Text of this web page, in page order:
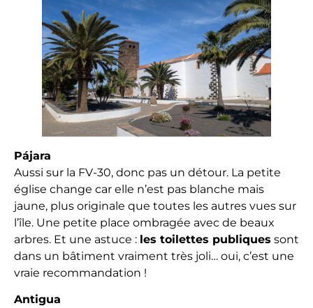
Pájara
Aussi sur la FV-30, donc pas un détour. La petite
église change car elle n’est pas blanche mais
jaune, plus originale que toutes les autres vues sur
l’île. Une petite place ombragée avec de beaux
arbres. Et une astuce : les toilettes publiques sont
dans un bâtiment vraiment très joli… oui, c’est une
vraie recommandation !
Antigua